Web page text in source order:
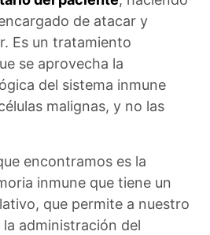
de atacar y
Es un tratamiento
se aprovecha la
del sistema inmune
malignas, y no las
encontramos es la
inmune que tiene un
que permite a nuestro
administración del